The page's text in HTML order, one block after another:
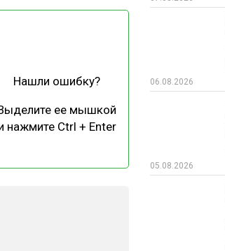
ИТОГИ МЕРОПРИЯТИЙ
Нашли ошибку?
ее мышкой
нажмите Ctrl + Enter
06.08.2026
05.08.2026